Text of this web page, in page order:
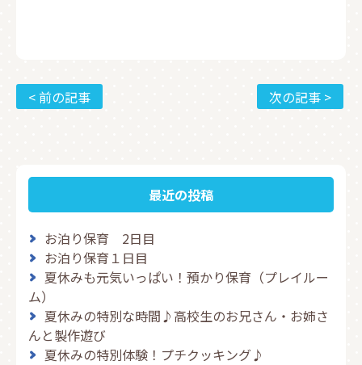
< 前の記事 次の記事 >
最近の投稿
お泊り保育 2日目
お泊り保育１日目
夏休みも元気いっぱい！預かり保育（プレイルー
ム）
夏休みの特別な時間♪高校生のお兄さん・お姉さ
んと製作遊び
夏休みの特別体験！プチクッキング♪